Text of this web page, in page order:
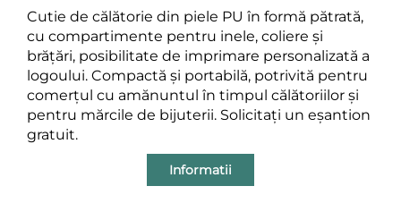
Cutie de călătorie din piele PU în formă pătrată,
cu compartimente pentru inele, coliere și
brățări, posibilitate de imprimare personalizată a
logoului. Compactă și portabilă, potrivită pentru
comerțul cu amănuntul în timpul călătoriilor și
pentru mărcile de bijuterii. Solicitați un eșantion
gratuit.
Informatii